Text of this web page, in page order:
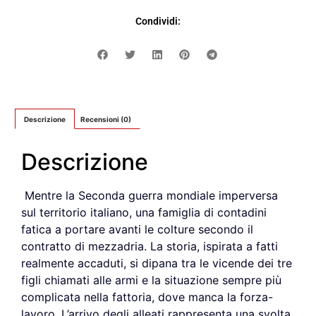
Condividi:
Descrizione Recensioni (0)
Descrizione
Mentre la Seconda guerra mondiale imperversa
sul territorio italiano, una famiglia di contadini
fatica a portare avanti le colture secondo il
contratto di mezzadria. La storia, ispirata a fatti
realmente accaduti, si dipana tra le vicende dei tre
figli chiamati alle armi e la situazione sempre più
complicata nella fattoria, dove manca la forza-